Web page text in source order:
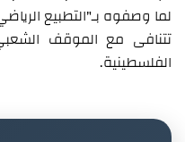
لما وصفوه بـ"التطبيع
تتنافى مع الموقف الشعبي
الفلسطينية.